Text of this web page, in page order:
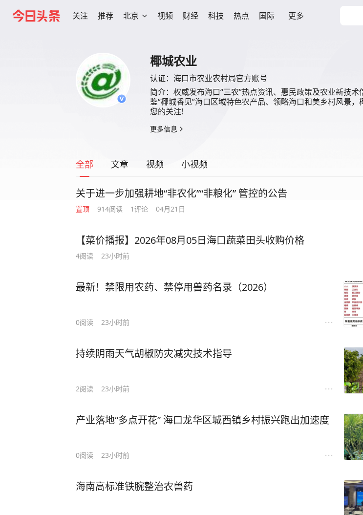
关注 推荐 北京 视频 财经 科技 热点 国际 更多
椰城农业
认证： 海口市农业农村局官方账号
简介： 权威发布海口“三农”热点资讯、惠民政策及农业新技术
鉴“椰城香见”海口区域特色农产品、领略海口和美乡村风景，
您的关注!
更多信息
全部 文章 视频 小视频
关于进一步加强耕地“非农化”“非粮化” 管控的公告
置顶 914阅读 1评论 04月21日
【菜价播报】2026年08月05日海口蔬菜田头收购价格
4阅读 23小时前
最新！禁限用农药、禁停用兽药名录（2026）
0阅读 23小时前
持续阴雨天气胡椒防灾减灾技术指导
2阅读 23小时前
产业落地“多点开花” 海口龙华区城西镇乡村振兴跑出加速度
0阅读 23小时前
海南高标准铁腕整治农兽药